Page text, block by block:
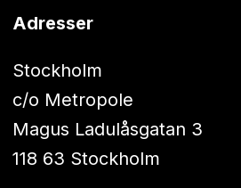
Adresser
Stockholm
c/o Metropole
Magus Ladulåsgatan 3
118 63 Stockholm